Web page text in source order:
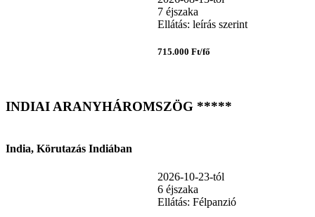
7 éjszaka
Ellátás: leírás szerint
715.000 Ft/fő
INDIAI ARANYHÁROMSZÖG *****
India, Körutazás Indiában
2026-10-23-tól
6 éjszaka
Ellátás: Félpanzió